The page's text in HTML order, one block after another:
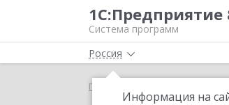
1С:Предприятие
Система программ
Россия
Информация на
Главная